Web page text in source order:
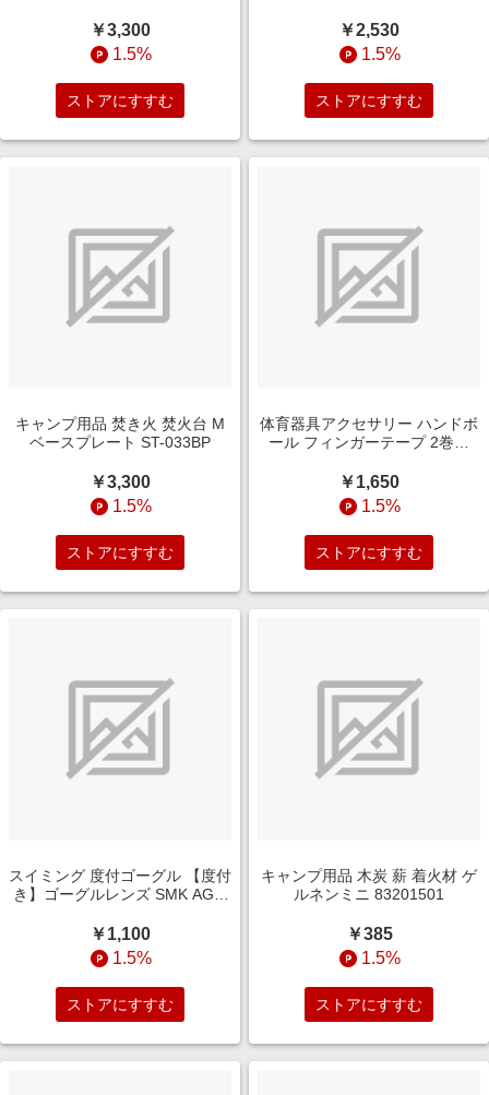
￥3,300
1.5%
ストアにすすむ
￥2,530
1.5%
ストアにすすむ
キャンプ用品 焚き火 焚火台 M
ベースプレート ST-033BP
￥3,300
1.5%
ストアにすすむ
体育器具アクセサリー ハンドボ
ール フィンガーテープ 2巻入
￥1,650
1.5%
ストアにすすむ
スイミング 度付ゴーグル 【度付
き】ゴーグルレンズ SMK AGL-
￥1,100
1.5%
ストアにすすむ
キャンプ用品 木炭 薪 着火材 ゲ
ルネンミニ 83201501
￥385
1.5%
ストアにすすむ